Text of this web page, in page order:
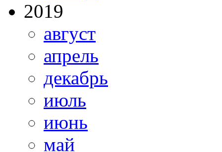
2019
август
апрель
декабрь
июль
июнь
май